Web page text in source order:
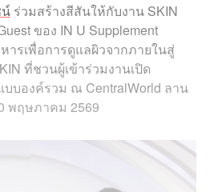
ร่วมสร้างสีสันให้กับงาน SKIN
ของ IN U Supplement
รเพื่อการดูแลผิวจากภายในสู่
ที่ชวนผู้เข้าร่วมงานเปิด
บองค์รวม ณ CentralWorld ลาน
พฤษภาคม 2569